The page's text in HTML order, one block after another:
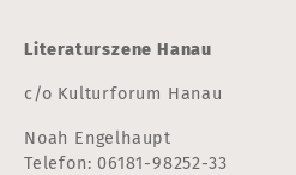
Literaturszene Hanau
c/o Kulturforum Hanau
Noah Engelhaupt
Telefon:06181-98252-33